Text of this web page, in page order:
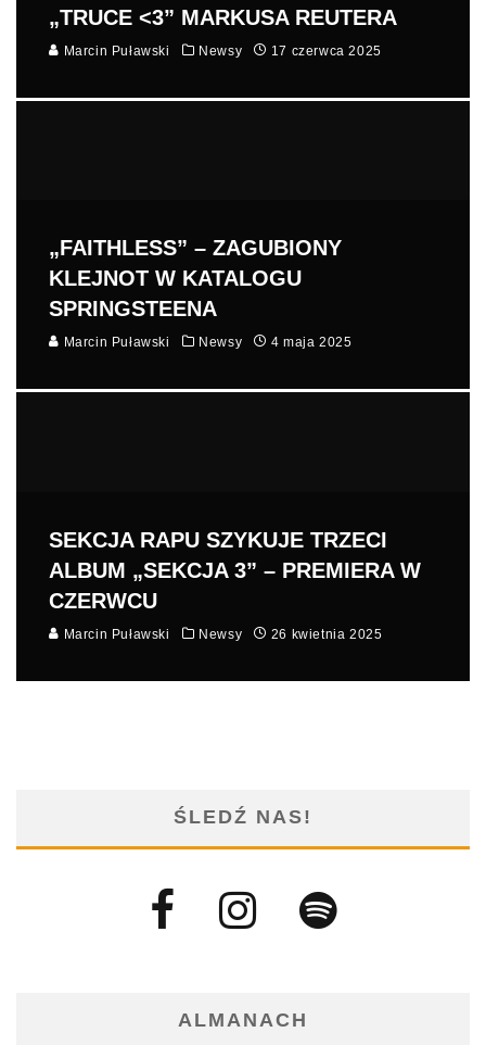
„TRUCE <3” MARKUSA REUTERA
Marcin Puławski Newsy 17 czerwca 2025
„FAITHLESS” – ZAGUBIONY
KLEJNOT W KATALOGU
SPRINGSTEENA
Marcin Puławski Newsy 4 maja 2025
SEKCJA RAPU SZYKUJE TRZECI
ALBUM „SEKCJA 3” – PREMIERA W
CZERWCU
Marcin Puławski Newsy 26 kwietnia 2025
ŚLEDŹ NAS!
ALMANACH